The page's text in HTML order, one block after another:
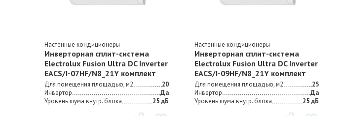
Настенные кондиционеры
Инверторная сплит-система
Electrolux Fusion Ultra DC Inverter
EACS/I-07HF/N8_21Y комплект
Для помещения площадью, м2
20
Инвертор
Да
Уровень шума внутр. блока
25 дБ
Настенные кондиционеры
Инверторная сплит-система
Electrolux Fusion Ultra DC Inverter
EACS/I-09HF/N8_21Y комплект
Для помещения площадью, м2
25
Инвертор
Да
Уровень шума внутр. блока
25 дБ